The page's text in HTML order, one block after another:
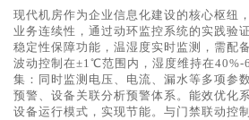
现代机房作为企业信息化建设的核心枢纽
业务连续性，通过动环监控系统的实践验
稳定性保障功能，温湿度实时监测，需配
波动控制在±1℃范围内，湿度维持在40%-
集：同时监测电压、电流、漏水等多项参
预警、设备关联分析预警体系。能效优化
设备运行模式，实现节能。与门禁联动控